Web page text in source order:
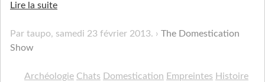
Lire la suite
Par taupo, samedi 23 février 2013.
The Domestication
Show
Archéologie Chats Domestication Empreintes Histoire